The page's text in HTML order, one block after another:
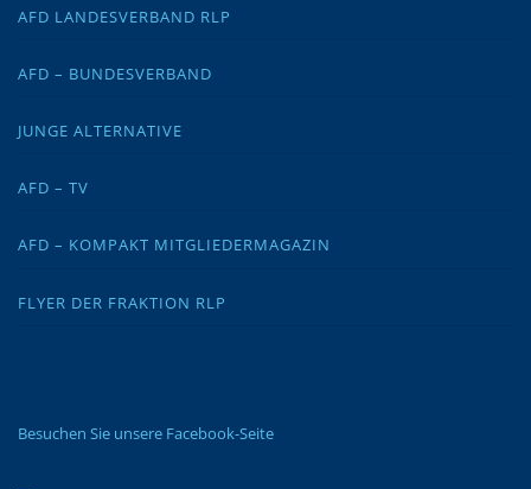
AFD LANDESVERBAND RLP
AFD – BUNDESVERBAND
JUNGE ALTERNATIVE
AFD – TV
AFD – KOMPAKT MITGLIEDERMAGAZIN
FLYER DER FRAKTION RLP
Besuchen Sie unsere Facebook-Seite